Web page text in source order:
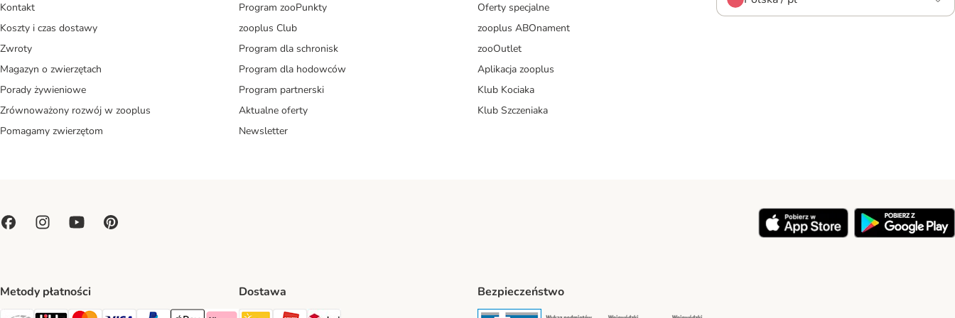
Kontakt
Koszty i czas dostawy
Zwroty
Magazyn o zwierzętach
Porady żywieniowe
Zrównoważony rozwój w zooplus
Pomagamy zwierzętom
Program zooPunkty
zooplus Club
Program dla schronisk
Program dla hodowców
Program partnerski
Aktualne oferty
Newsletter
Oferty specjalne
zooplus ABOnament
zooOutlet
Aplikacja zooplus
Klub Kociaka
Klub Szczeniaka
Metody płatności Dostawa
Paczkomat® Shipping Method
ORLEN Paczka Shipping Method
Bezpieczeństwo
Security Security Security